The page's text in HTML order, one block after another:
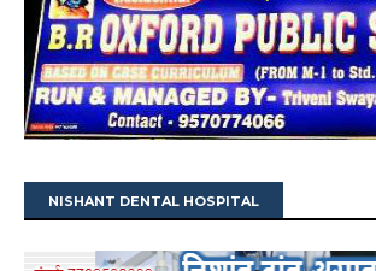
NISHANT DENTAL HOSPITAL